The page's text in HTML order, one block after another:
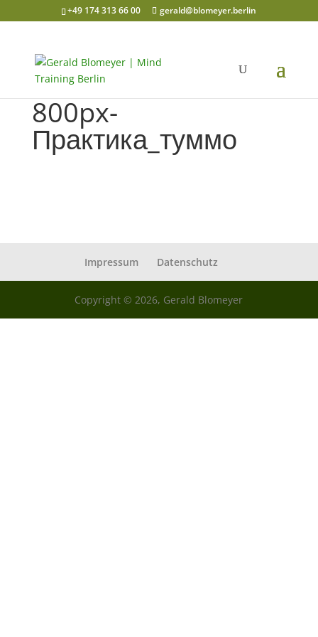
+49 174 313 66 00 gerald@blomeyer.berlin
800px-
Практика_туммо
Impressum Datenschutz
Copyright © 2026, Gerald Blomeyer